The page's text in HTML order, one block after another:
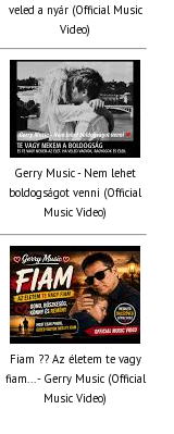
veled a nyár (Official Music
Video)
Gerry Music - Nem lehet
boldogságot venni (Official
Music Video)
Fiam ?‍? Az életem te vagy
fiam... - Gerry Music (Official
Music Video)